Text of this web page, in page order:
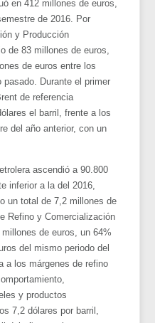
en 412 millones de euros,
de 2016. Por
y Producción
de 83 millones de euros,
de euros entre los
pasado. Durante el primer
de referencia
el barril, frente a los
del año anterior, con un
ascendió a 90.800
inferior a la del 2016,
un total de 7,2 millones de
Refino y Comercialización
de euros, un 64%
del mismo periodo del
a los márgenes de refino
y productos
7,2 dólares por barril,